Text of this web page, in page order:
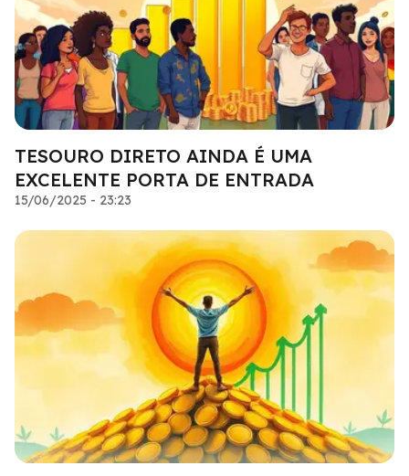
TESOURO DIRETO AINDA É UMA
EXCELENTE PORTA DE ENTRADA
15/06/2025 - 23:23